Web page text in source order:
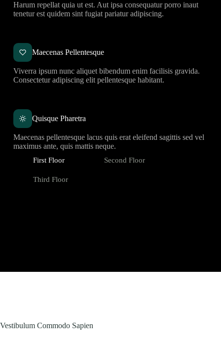
Harum repellat quia ut est. Aut ipsa consequatur porro inaut
tenetur est quidem sint fugiat pariatur adipiscing.
Maecenas Pellentesque
Viverra ipsum nunc aliquet bibendum enim facilisis gravida.
Consectetur adipiscing elit pellentesque habitant.
Quisque Pharetra
Maecenas pellentesque lacus quis erat eleifend sagittis sed vel
maximus ante, quis mattis neque.
First Floor Second Floor
Third Floor
Vestibulum Commodo Sapien